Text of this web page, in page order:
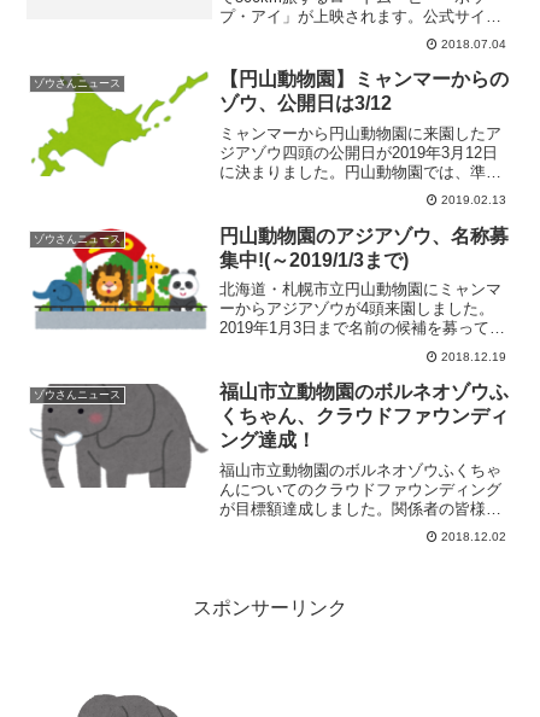
プ・アイ」が上映されます。公式サイト
はこちら劇場窓口でチケットを購入する
と、ゾウのおもちゃが購入特典として付
くとのことです。上映期間が決まってい
る映画館は以下のとおり...
2018.07.04
ゾウさんニュース
【円山動物園】ミャンマーからの
ゾウ、公開日は3/12
ミャンマーから円山動物園に来園したア
ジアゾウ四頭の公開日が2019年3月12日
に決まりました。円山動物園では、準間
接飼育をでゾウを飼育するそうです。
2019.02.13
ゾウさんニュース
円山動物園のアジアゾウ、名称募
集中!(～2019/1/3まで)
北海道・札幌市立円山動物園にミャンマ
ーからアジアゾウが4頭来園しました。
2019年1月3日まで名前の候補を募ってい
ます。ミャンマーの言葉での名前と意
味、生年月日と性別を一覧にしました。
2018.12.19
ゾウさんニュース
福山市立動物園のボルネオゾウふ
くちゃん、クラウドファウンディ
ング達成！
福山市立動物園のボルネオゾウふくちゃ
んについてのクラウドファウンディング
が目標額達成しました。関係者の皆様、
お心を寄せてくださった皆様の働きあっ
てこそであり、またクラウドファウンデ
2018.12.02
スポンサーリンク